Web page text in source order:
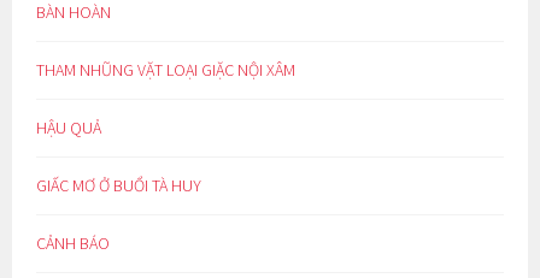
BÀN HOÀN
THAM NHŨNG VẶT LOẠI GIẶC NỘI XÂM
HẬU QUẢ
GIẤC MƠ Ở BUỔI TÀ HUY
CẢNH BÁO